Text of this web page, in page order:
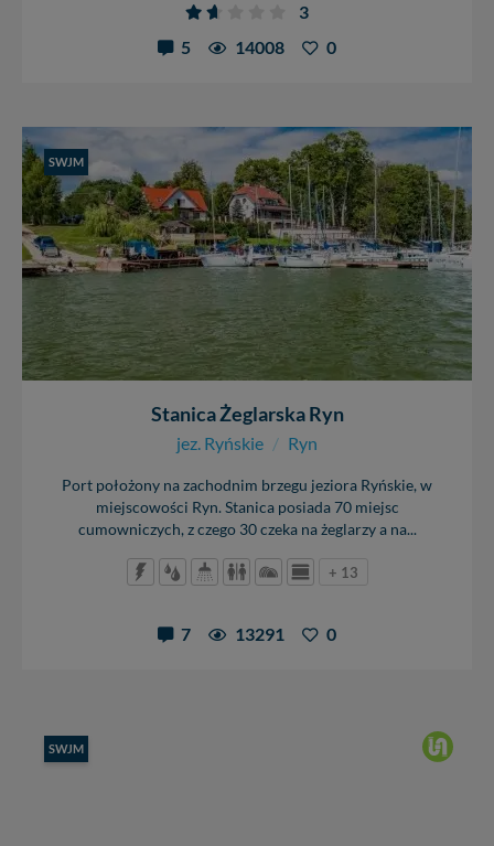
3
5
14008 0
SWJM
Stanica Żeglarska Ryn
jez. Ryńskie / Ryn
Port położony na zachodnim brzegu jeziora Ryńskie, w
miejscowości Ryn. Stanica posiada 70 miejsc
cumowniczych, z czego 30 czeka na żeglarzy a na...
+ 13
7 13291 0
SWJM
wyrażasz zgodę na przetwarzanie Twoich danych.
Nasz serwis nie wykorzystuje oraz nie udostępnia
danych z formularza kontaktowego, przekazanie danych
w przypadku rezerwacji usług typu: nocleg, czartery,
itp). Więcej informacji o zasadach i funkcjonalności
serwisu wRegulaminie Serwisu.
Administratorem Twoich danych jest: Agencja
Reklamowa Kreacja Monika Borkowska, z siedzibą ul.
Wiejska 17, 11-500 Giżycko. Możesz z nami
skontaktować się za pośrednictwem tej strony
W każdej chwili możesz: zażądać dostępu do swoich
danych, zażądać ich poprawienia lub usunięcia,
zawsze jest możliwe techniczne zrealizowanie Twoich
cookies. Twoja przeglądarka umożliwia Ci skasowanie
tych plików - w pewnych przypadkach nie możemy tego
zrobić za Ciebie.
Dziękujemy, i życzmy miłego odkrywania Mazur na